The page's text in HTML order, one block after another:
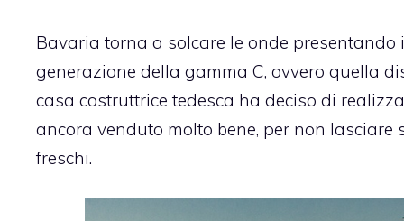
Bavaria torna a solcare le onde
generazione della gamma C, ovvero quella
casa costruttrice tedesca ha deciso di
ancora venduto molto bene, per non
freschi.